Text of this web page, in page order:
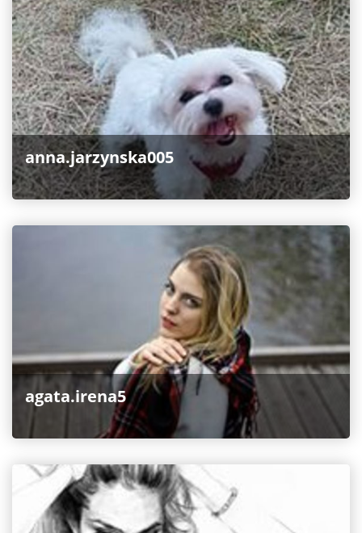
anna.jarzynska005
agata.irena5